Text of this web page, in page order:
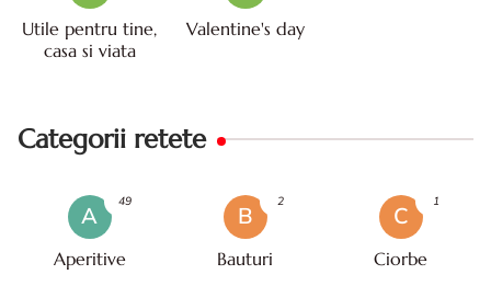
Utile pentru tine,
casa si viata
Valentine's day
Categorii retete
A
Aperitive
49
B
Bauturi
2
C
Ciorbe
1